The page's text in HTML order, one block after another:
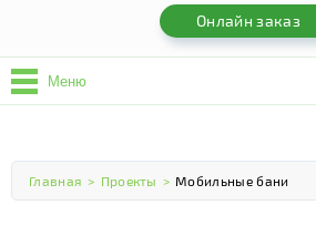
Онлайн заказ
Меню
Главная > Проекты > Мобильные бани